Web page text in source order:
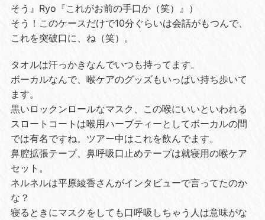
そう』Ryo『これがお前の手口か（笑）』）
そう！このケースだけで10分ぐらいは会話がもつんで、
これを突破口に、ね（笑）。
タオルは汗っかきなんでいつも持ってます。
ボーカルなんで、喉ケアのグッズもいっぱい持ち歩いて
ます。
黒いロックンロールなマスク、この喉にいいといわれる
スロートコートは喉用ハーブティーとしてボーカルの間
では有名ですね。ツアー中はこれを飲んでます。
鼻腔拡張テープ、鼻呼吸口止めテープは就寝用の喉ケア
セット。
ネルネルは平原綾香さんがインタビューで言ってたのか
な？
寝るときにマスクをしても口呼吸しちゃう人は意味がな